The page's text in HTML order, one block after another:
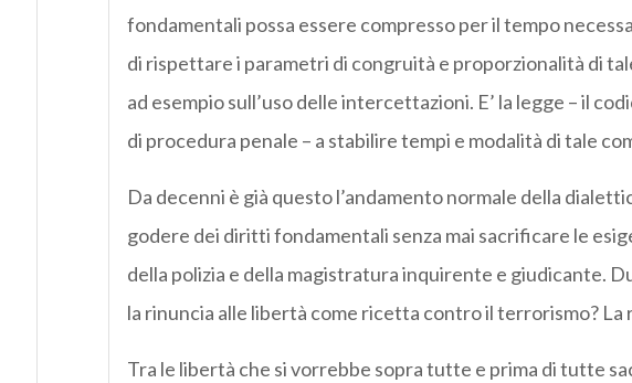
fondamentali possa essere compresso per il tempo
di rispettare i parametri di congruità e proporzionalità di
ad esempio sull’uso delle intercettazioni. E’ la legge – il
di procedura penale – a stabilire tempi e modalità di tale
Da decenni è già questo l’andamento normale della
godere dei diritti fondamentali senza mai sacrificare le
della polizia e della magistratura inquirente e giudicante.
la rinuncia alle libertà come ricetta contro il terrorismo? La
Tra le libertà che si vorrebbe sopra tutte e prima di tutte